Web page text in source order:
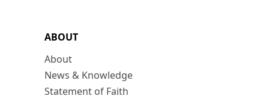
ABOUT
About
News & Knowledge
Statement of Faith